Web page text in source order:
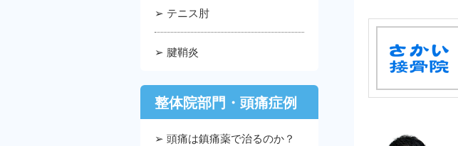
➢ テニス肘
➢ 腱鞘炎
整体院部門・頭痛症例
➢ 頭痛は鎮痛薬で治るのか？